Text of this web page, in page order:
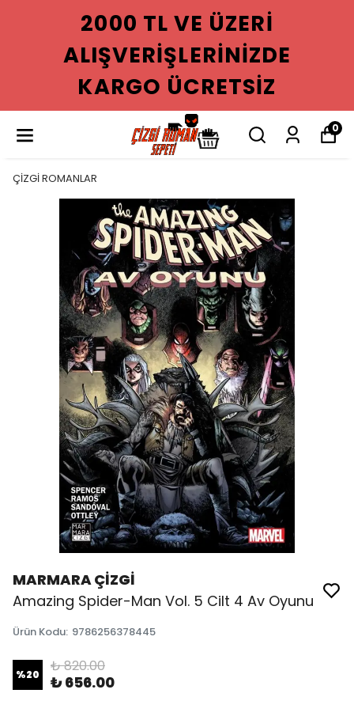
2000 TL VE ÜZERI
ALIŞVERIŞLERINIZDE
KARGO ÜCRETSIZ
0
ÇİZGİ ROMANLAR
MARMARA ÇİZGİ
Amazing Spider-Man Vol. 5 Cilt 4 Av Oyunu
Ürün Kodu: 9786256378445
%20 ₺ 820.00
₺ 656.00